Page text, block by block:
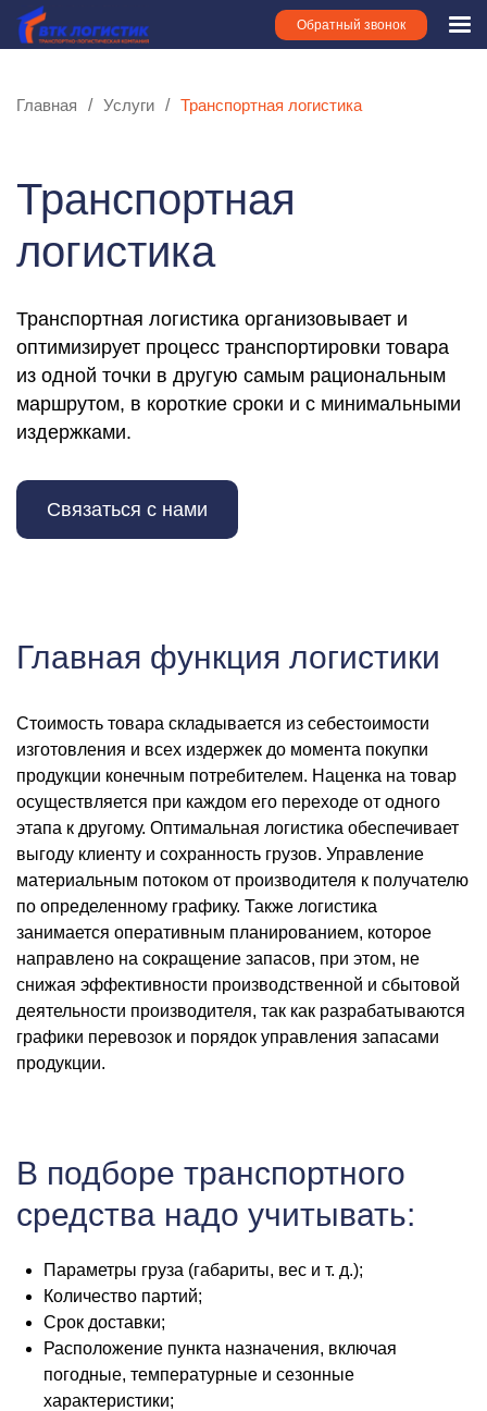
Обратный звонок
Главная Услуги Транспортная логистика
Транспортная
логистика
Транспортная логистика организовывает и
оптимизирует процесс транспортировки товара
из одной точки в другую самым рациональным
маршрутом, в короткие сроки и с минимальными
издержками.
Связаться с нами
Главная функция логистики
Стоимость товара складывается из себестоимости
изготовления и всех издержек до момента покупки
продукции конечным потребителем. Наценка на товар
осуществляется при каждом его переходе от одного
этапа к другому. Оптимальная логистика обеспечивает
выгоду клиенту и сохранность грузов. Управление
материальным потоком от производителя к получателю
по определенному графику. Также логистика
занимается оперативным планированием, которое
направлено на сокращение запасов, при этом, не
снижая эффективности производственной и сбытовой
деятельности производителя, так как разрабатываются
графики перевозок и порядок управления запасами
продукции.
В подборе транспортного
средства надо учитывать:
Параметры груза (габариты, вес и т. д.);
Количество партий;
Срок доставки;
Расположение пункта назначения, включая
погодные, температурные и сезонные
характеристики;